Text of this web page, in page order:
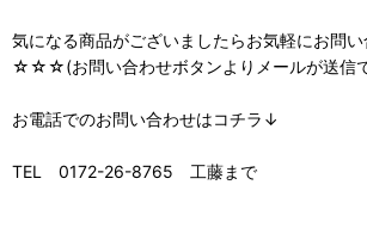
気になる商品がございましたらお気軽にお問
☆☆☆(お問い合わせボタンよりメールが送信
お電話でのお問い合わせはコチラ↓
TEL 0172-26-8765 工藤まで